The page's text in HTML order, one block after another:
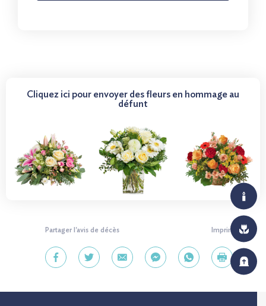
Cliquez ici pour envoyer des fleurs en hommage au
défunt
Partager l'avis de décès Imprimer